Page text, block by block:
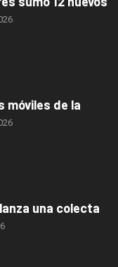
móviles de la
una colecta